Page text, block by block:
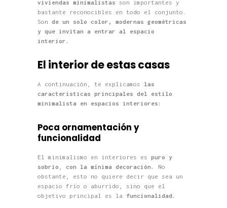
viviendas minimalistas son importantes y
bastante reconocibles en todo el conjunto.
Son de un solo color, modernas geométricas
y que invitan a entrar al espacio
interior.
El interior de estas casas
A continuación, te explicamos las
características principales del estilo
minimalista en espacios interiores:
Poca ornamentación y
funcionalidad
El minimalismo en interiores es puro y
sobrio
con la mínima decoración.
No
obstante, esto no quiere decir que sea un
espacio frío o aburrido, sino que el
objetivo principal es la funcionalidad.